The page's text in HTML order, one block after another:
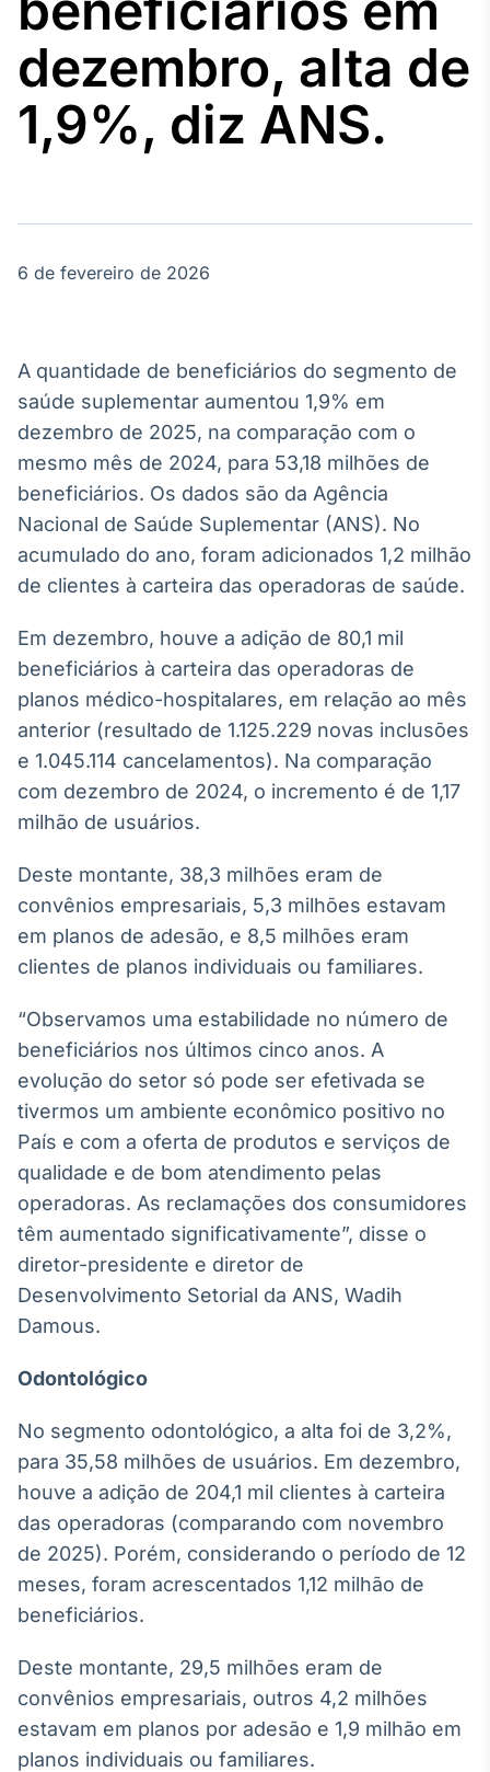
Agro
Tudo sobre o
agronegócio
O setor de
energia elétrica
Broadcast
White Label
Plataforma para
conteúdos
personalizados
Soluções de Dados
e Conteúdos
Broadcast
OTC
Plataforma para
negociação de
ativos
APIs para
integração de
conteúdos e
dados
Ticker
Cotações e
headlines de
notícias
Widgets
Componentes
para conteúdos e
Broadcast
Curadoria
conteúdos
noticiosos
Soluções de
Tecnologia
Broadcast
Radar
inteligente de
notícias e
dezembro, alta de
1,9%, diz ANS.
6 de fevereiro de 2026
A quantidade de beneficiários do segmento de
saúde suplementar aumentou 1,9% em
dezembro de 2025, na comparação com o
mesmo mês de 2024, para 53,18 milhões de
beneficiários. Os dados são da Agência
Nacional de Saúde Suplementar (ANS). No
acumulado do ano, foram adicionados 1,2 milhão
de clientes à carteira das operadoras de saúde.
Em dezembro, houve a adição de 80,1 mil
beneficiários à carteira das operadoras de
planos médico-hospitalares, em relação ao mês
anterior (resultado de 1.125.229 novas inclusões
e 1.045.114 cancelamentos). Na comparação
com dezembro de 2024, o incremento é de 1,17
milhão de usuários.
Deste montante, 38,3 milhões eram de
convênios empresariais, 5,3 milhões estavam
em planos de adesão, e 8,5 milhões eram
clientes de planos individuais ou familiares.
“Observamos uma estabilidade no número de
beneficiários nos últimos cinco anos. A
evolução do setor só pode ser efetivada se
tivermos um ambiente econômico positivo no
País e com a oferta de produtos e serviços de
qualidade e de bom atendimento pelas
operadoras. As reclamações dos consumidores
têm aumentado significativamente”, disse o
diretor-presidente e diretor de
Desenvolvimento Setorial da ANS, Wadih
Damous.
Odontológico
No segmento odontológico, a alta foi de 3,2%,
para 35,58 milhões de usuários. Em dezembro,
houve a adição de 204,1 mil clientes à carteira
das operadoras (comparando com novembro
de 2025). Porém, considerando o período de 12
meses, foram acrescentados 1,12 milhão de
beneficiários.
Deste montante, 29,5 milhões eram de
convênios empresariais, outros 4,2 milhões
estavam em planos por adesão e 1,9 milhão em
planos individuais ou familiares.